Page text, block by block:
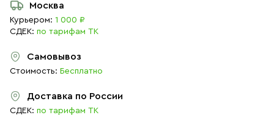
Москва
Курьером: 1 000 ₽
СДЕК: по тарифам ТК
Самовывоз
Стоимость: Бесплатно
Доставка по России
СДЕК: по тарифам ТК